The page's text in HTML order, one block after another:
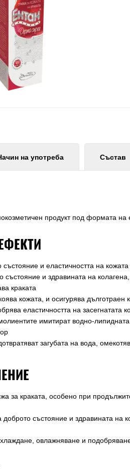
на употреба Състав
продукт под формата
и еластичността на кожата
и здравината на
краката
кожата, и осигурява дълготраен
еластичността на засегнатата
имитират водно-
загубата на вода,
за краката, особено при
състояние и здравината на
овлажняване и